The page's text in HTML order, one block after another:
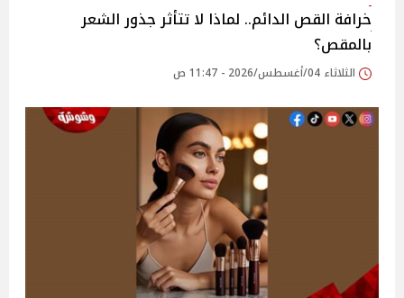
خرافة القص الدائم.. لماذا لا تتأثر جذور الشعر
بالمقص؟
الثلاثاء 04/أغسطس/2026 - 11:47 ص